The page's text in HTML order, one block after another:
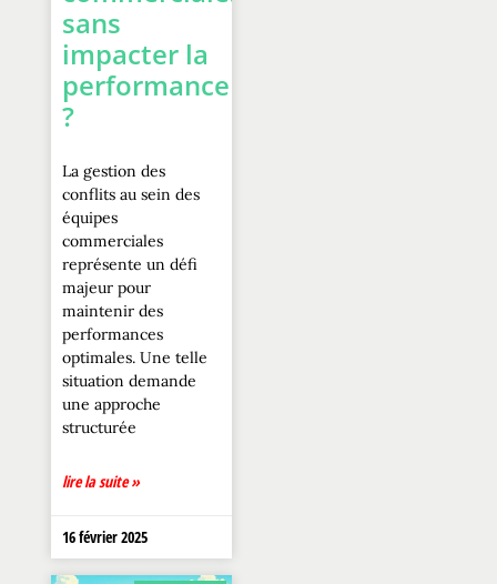
sans
impacter la
performance
?
La gestion des
conflits au sein des
équipes
commerciales
représente un défi
majeur pour
maintenir des
performances
optimales. Une telle
situation demande
une approche
structurée
lire la suite »
16 février 2025